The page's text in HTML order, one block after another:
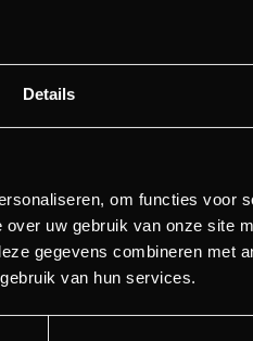
Details
om functies voor
uw gebruik van onze site
gegevens combineren met
van hun services.